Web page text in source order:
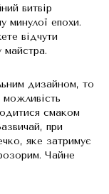
витвір
минулої епохи.
відчути
майстра.
дизайном, то
смаком
при
яке затримує
Чайне